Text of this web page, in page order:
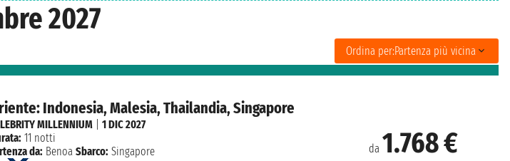
2027
Ordina per:Partenza più vicina
Indonesia, Malesia, Thailandia, Singapore
da 1.768 €
MILLENNIUM |1 DIC 2027
11 notti
da: Benoa Sbarco: Singapore